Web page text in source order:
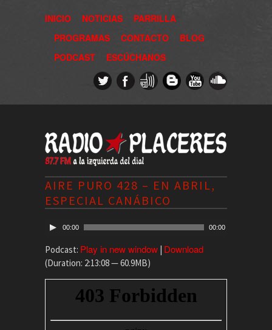
INICIO NOTICIAS
PARRILLA
PROGRAMAS
CONTACTO
BLOG
PODCAST
ESCÚCHANOS
AIRE PURO 428 – EN ABRIL,
ESPECIAL CANÁBICO
00:00 00:00
Podcast: Play in new window | Download
(Duration: 2:13:08 — 60.9MB)